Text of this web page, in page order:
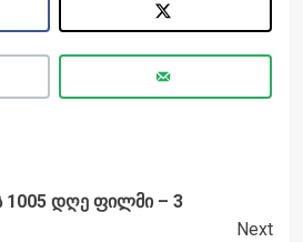
დღე ფილმი – 3
Next